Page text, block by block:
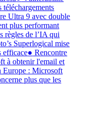
Ultra 9 avec double
plus performant
règles de l’IA qui
Superlogical mise
efficace● Rencontre
à obtenir l'email et
: Microsoft
plus que les